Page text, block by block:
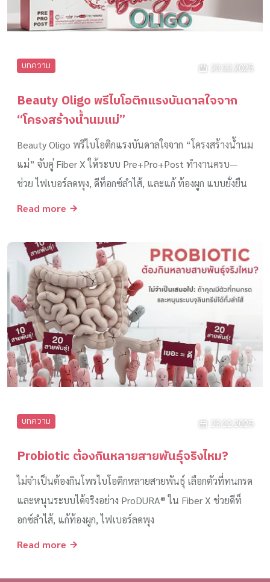
บทความ 23.12.2025
Beauty Oligo พรีไบโอติกแรงบันดาลใจจาก
“โครงสร้างน้ำนมแม่”
Beauty Oligo พรีไบโอติกแรงบันดาลใจจาก “โครงสร้างน้ำนม
แม่” จับคู่ Fiber X ให้ระบบ Pre+Pro+Post ทำงานครบ—
ช่วย ไฟเบอร์ลดพุง, ดีท็อกซ์ลำไส้, และแก้ ท้องผูก แบบยั่งยืน
Read more
บทความ 23.12.2025
Probiotic ต้องกินหลายสายพันธุ์จริงไหม?
ไม่จำเป็นต้องกินโพรไบโอติกหลายสายพันธุ์ เลือกตัวที่ทนกรด
และหนุนระบบได้จริงอย่าง ProDURA® ใน Fiber X ช่วยดีท็
อกซ์ลำไส้, แก้ท้องผูก, ไฟเบอร์ลดพุง
Read more